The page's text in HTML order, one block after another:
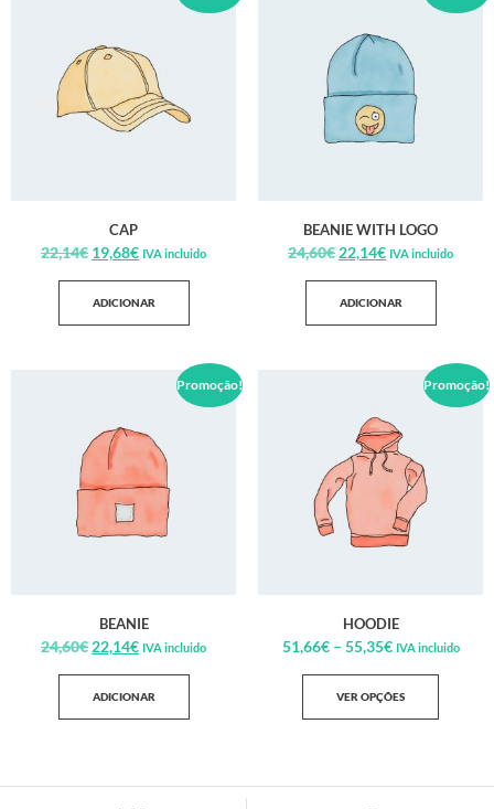
CAP
22,14€ 19,68€ IVA incluido
ADICIONAR
BEANIE WITH LOGO
24,60€ 22,14€ IVA incluido
ADICIONAR
Promoção!
BEANIE
24,60€ 22,14€ IVA incluido
ADICIONAR
Promoção!
HOODIE
51,66€ – 55,35€ IVA incluido
VER OPÇÕES